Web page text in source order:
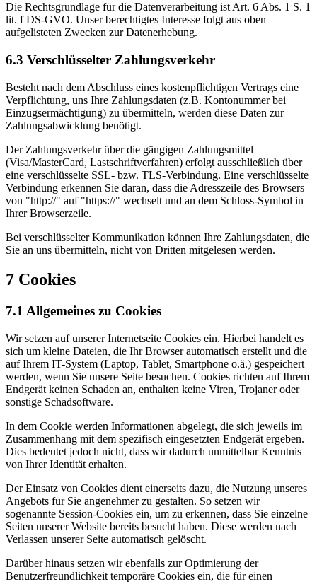
Die Rechtsgrundlage für die Datenverarbeitung ist Art. 6 Abs. 1 S. 1
lit. f DS-GVO. Unser berechtigtes Interesse folgt aus oben
aufgelisteten Zwecken zur Datenerhebung.
6.3 Verschlüsselter Zahlungsverkehr
Besteht nach dem Abschluss eines kostenpflichtigen Vertrags eine
Verpflichtung, uns Ihre Zahlungsdaten (z.B. Kontonummer bei
Einzugsermächtigung) zu übermitteln, werden diese Daten zur
Zahlungsabwicklung benötigt.
Der Zahlungsverkehr über die gängigen Zahlungsmittel
(Visa/MasterCard, Lastschriftverfahren) erfolgt ausschließlich über
eine verschlüsselte SSL- bzw. TLS-Verbindung. Eine verschlüsselte
Verbindung erkennen Sie daran, dass die Adresszeile des Browsers
von "http://" auf "https://" wechselt und an dem Schloss-Symbol in
Ihrer Browserzeile.
Bei verschlüsselter Kommunikation können Ihre Zahlungsdaten, die
Sie an uns übermitteln, nicht von Dritten mitgelesen werden.
7 Cookies
7.1 Allgemeines zu Cookies
Wir setzen auf unserer Internetseite Cookies ein. Hierbei handelt es
sich um kleine Dateien, die Ihr Browser automatisch erstellt und die
auf Ihrem IT-System (Laptop, Tablet, Smartphone o.ä.) gespeichert
werden, wenn Sie unsere Seite besuchen. Cookies richten auf Ihrem
Endgerät keinen Schaden an, enthalten keine Viren, Trojaner oder
sonstige Schadsoftware.
In dem Cookie werden Informationen abgelegt, die sich jeweils im
Zusammenhang mit dem spezifisch eingesetzten Endgerät ergeben.
Dies bedeutet jedoch nicht, dass wir dadurch unmittelbar Kenntnis
von Ihrer Identität erhalten.
Der Einsatz von Cookies dient einerseits dazu, die Nutzung unseres
Angebots für Sie angenehmer zu gestalten. So setzen wir
sogenannte Session-Cookies ein, um zu erkennen, dass Sie einzelne
Seiten unserer Website bereits besucht haben. Diese werden nach
Verlassen unserer Seite automatisch gelöscht.
Darüber hinaus setzen wir ebenfalls zur Optimierung der
Benutzerfreundlichkeit temporäre Cookies ein, die für einen